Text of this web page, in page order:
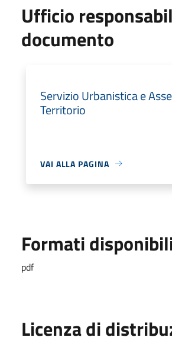
Ufficio
documento
Servizio Urbanistica e
Territorio
VAI ALLA PAGINA
Formati
pdf
Licenza di